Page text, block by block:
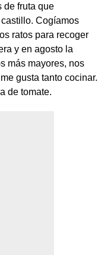
de fruta que
Cogíamos
ratos para recoger
y en agosto la
más mayores, nos
gusta tanto cocinar.
de tomate.